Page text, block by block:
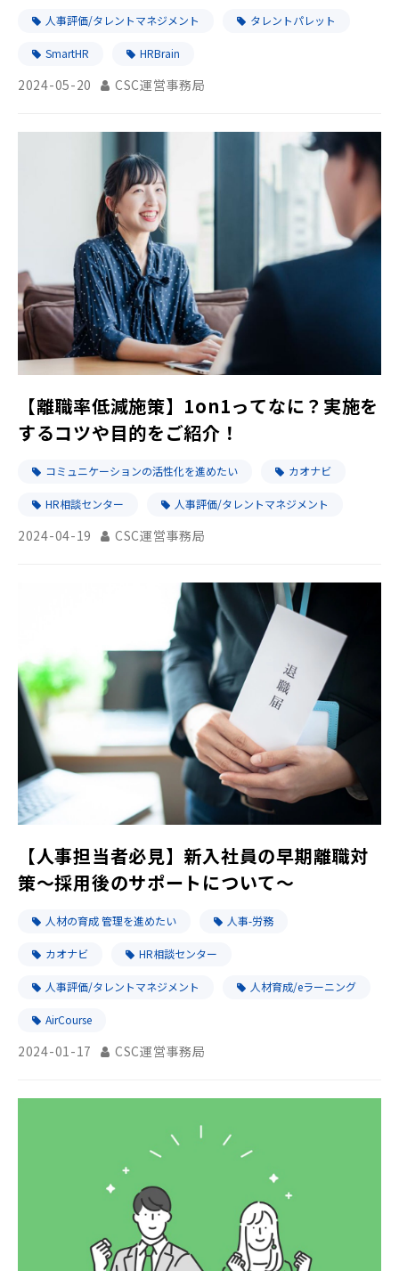
人事評価/タレントマネジメント タレントパレット
SmartHR HRBrain
2024-05-20 CSC運営事務局
【離職率低減施策】1on1ってなに？実施を
するコツや目的をご紹介！
コミュニケーションの活性化を進めたい カオナビ
HR相談センター 人事評価/タレントマネジメント
2024-04-19 CSC運営事務局
【人事担当者必見】新入社員の早期離職対
策～採用後のサポートについて～
人材の育成 管理を進めたい 人事-労務
カオナビ HR相談センター
人事評価/タレントマネジメント 人材育成/eラーニング
AirCourse
2024-01-17 CSC運営事務局